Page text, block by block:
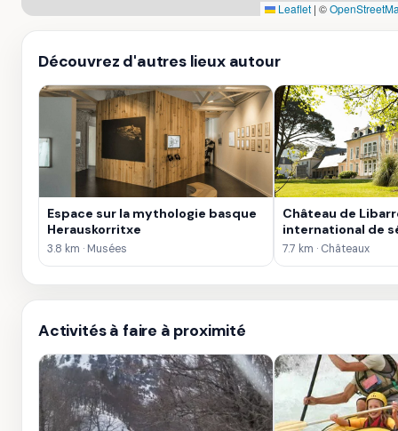
Leaflet | ©
Découvrez d'autres lieux autour
Espace sur la mythologie basque
Herauskorritxe
3.8 km · Musées
Château de
international de
7.7 km · Châteaux
Activités à faire à proximité